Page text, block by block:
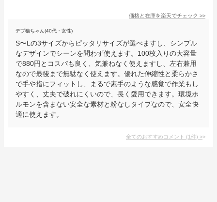
価格と在庫を楽天でチェック >>
デブ猫ちゃん(40代・女性)
S〜Lの3サイズからピッタリサイズが選べますし、シンプル
なデザインでシーンを問わず使えます。100枚入りの大容量
で880円とコスパも良く、気兼ねなく使えますし、左右兼用
なので最後まで無駄なく使えます。優れた伸縮性と柔らかさ
で手や指にフィットし、まるで素手のような感覚で作業もし
やすく、丈夫で破れにくいので、長く愛用できます。環境ホ
ルモンを含まない安全な素材と粉なしタイプなので、安全快
適に使えます。
全てのおすすめコメント (1件) >